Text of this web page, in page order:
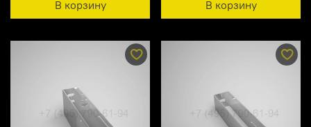
В корзину В корзину